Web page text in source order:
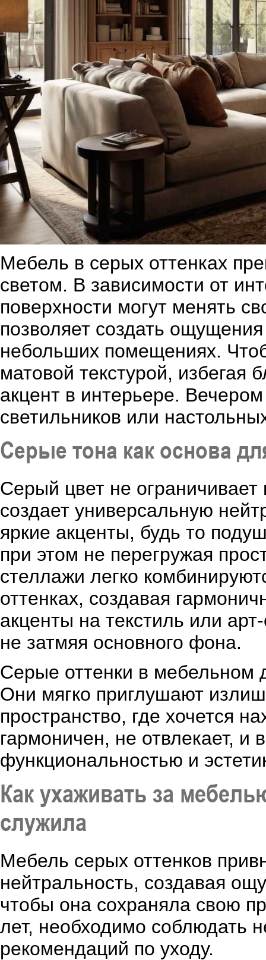
Мебель в серых оттенках
светом. В зависимости от
поверхности могут менять
позволяет создать
небольших помещениях.
матовой текстурой, избегая
акцент в интерьере.
светильников или
Серые тона как основа
Серый цвет не ограничивает
создает универсальную
яркие акценты, будь то
при этом не перегружая
стеллажи легко
оттенках, создавая
акценты на текстиль или
не затмяя основного фона.
Серые оттенки в мебельном
Они мягко приглушают
пространство, где хочется
гармоничен, не отвлекает, и
функциональностью и
Как ухаживать за
служила
Мебель серых оттенков
нейтральность, создавая
чтобы она сохраняла свою
лет, необходимо соблюдать
рекомендаций по уходу.